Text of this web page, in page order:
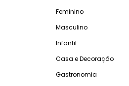
Feminino
Masculino
Infantil
Casa e Decoração
Gastronomia